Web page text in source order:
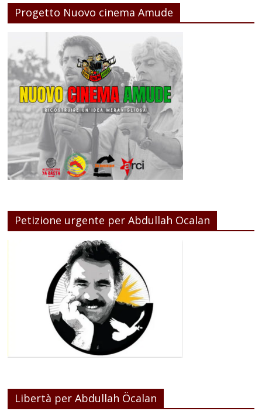
Progetto Nuovo cinema Amude
Petizione urgente per Abdullah Ocalan
Libertà per Abdullah Öcalan